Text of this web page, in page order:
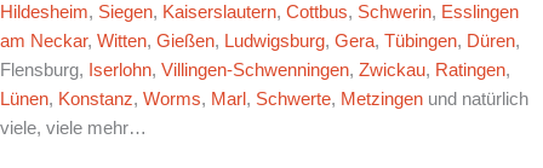
Hildesheim, Siegen, Kaiserslautern, Cottbus, Schwerin, Esslingen
am Neckar, Witten, Gießen, Ludwigsburg, Gera, Tübingen, Düren,
Flensburg, Iserlohn, Villingen-Schwenningen, Zwickau, Ratingen,
Lünen, Konstanz, Worms, Marl , Schwerte, Metzingen und natürlich
viele, viele mehr…